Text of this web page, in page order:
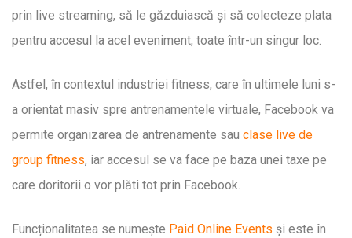
prin live streaming, să le găzduiască și să colecteze plata
pentru accesul la acel eveniment, toate într-un singur loc.
Astfel, în contextul industriei fitness, care în ultimele luni s-
a orientat masiv spre antrenamentele virtuale, Facebook va
permite organizarea de antrenamente sau clase live de
group fitness, iar accesul se va face pe baza unei taxe pe
care doritorii o vor plăti tot prin Facebook.
Funcționalitatea se numește Paid Online Events și este în